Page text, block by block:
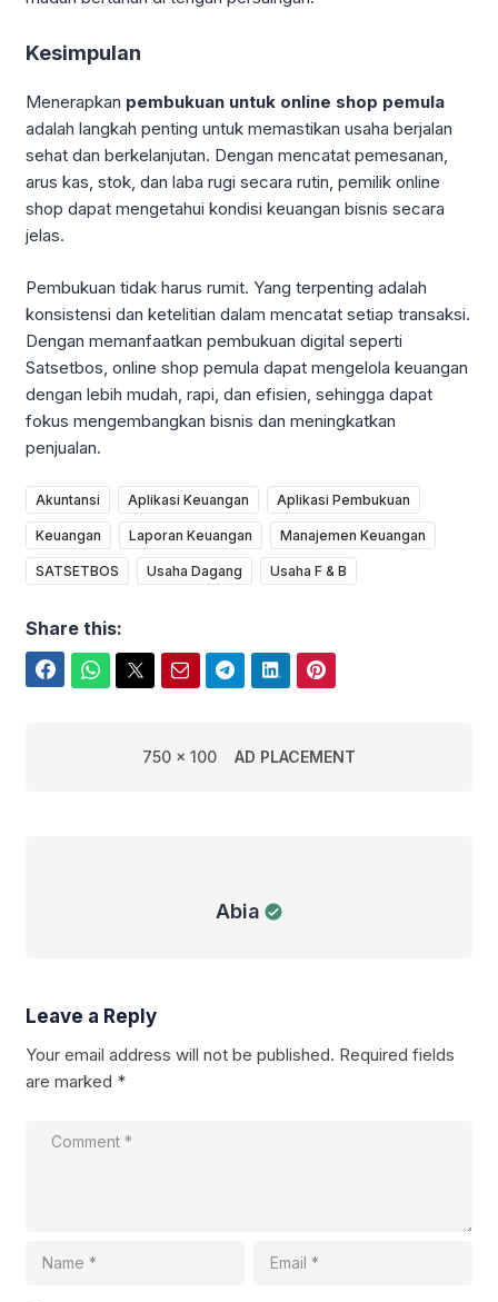
Kesimpulan
Menerapkan pembukuan untuk online shop pemula
adalah langkah penting untuk memastikan usaha berjalan
sehat dan berkelanjutan. Dengan mencatat pemesanan,
arus kas, stok, dan laba rugi secara rutin, pemilik online
shop dapat mengetahui kondisi keuangan bisnis secara
jelas.
Pembukuan tidak harus rumit. Yang terpenting adalah
konsistensi dan ketelitian dalam mencatat setiap transaksi.
Dengan memanfaatkan pembukuan digital seperti
Satsetbos, online shop pemula dapat mengelola keuangan
dengan lebih mudah, rapi, dan efisien, sehingga dapat
fokus mengembangkan bisnis dan meningkatkan
penjualan.
Akuntansi Aplikasi Keuangan Aplikasi Pembukuan
Keuangan Laporan Keuangan Manajemen Keuangan
SATSETBOS Usaha Dagang Usaha F & B
Share this:
750 x 100 AD PLACEMENT
Abia
Leave a Reply
Your email address will not be published. Required fields
are marked *